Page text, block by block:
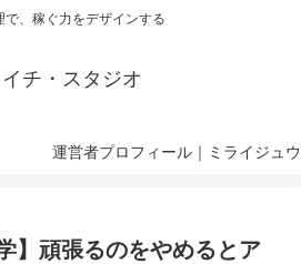
で、稼ぐ力をデザインする
チ・スタジオ
運営者プロフィール｜ミライジュウ
】頑張るのをやめるとア